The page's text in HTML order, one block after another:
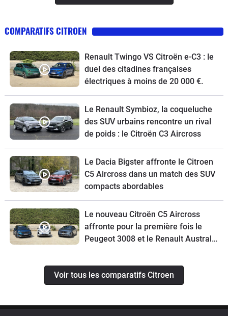
COMPARATIFS CITROEN
Renault Twingo VS Citroën e-C3 : le
duel des citadines françaises
électriques à moins de 20 000 €.
Le Renault Symbioz, la coqueluche
des SUV urbains rencontre un rival
de poids : le Citroën C3 Aircross
Le Dacia Bigster affronte le Citroen
C5 Aircross dans un match des SUV
compacts abordables
Le nouveau Citroën C5 Aircross
affronte pour la première fois le
Peugeot 3008 et le Renault Austral
Voir tous les comparatifs Citroen